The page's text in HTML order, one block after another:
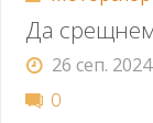
Да
26 сеп. 2024
0